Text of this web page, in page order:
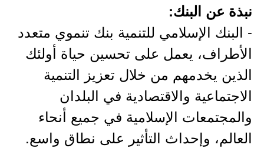
نبذة عن البنك:
- البنك الإسلامي للتنمية بنك تنموي متعدد
الأطراف، يعمل على تحسين حياة أولئك
الذين يخدمهم من خلال تعزيز التنمية
الاجتماعية والاقتصادية في البلدان
والمجتمعات الإسلامية في جميع أنحاء
العالم، وإحداث التأثير على نطاق واسع.